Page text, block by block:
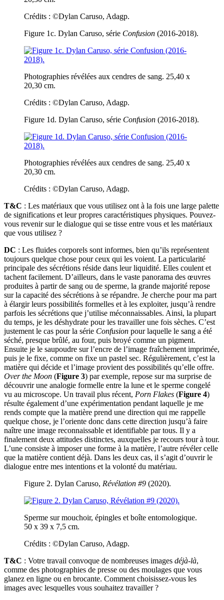
Crédits : ©Dylan Caruso, Adagp.
Figure 1c. Dylan Caruso, série Confusion (2016-2018).
Photographies révélées aux cendres de sang. 25,40 x
20,30 cm.
Crédits : ©Dylan Caruso, Adagp.
Figure 1d. Dylan Caruso, série Confusion (2016-2018).
Photographies révélées aux cendres de sang. 25,40 x
20,30 cm.
Crédits : ©Dylan Caruso, Adagp.
T&C : Les matériaux que vous utilisez ont à la fois une large palette
de significations et leur propres caractéristiques physiques. Pouvez-
vous revenir sur le dialogue qui se tisse entre vous et les matériaux
que vous utilisez ?
DC : Les fluides corporels sont informes, bien qu’ils représentent
toujours quelque chose pour ceux qui les voient. La particularité
principale des sécrétions réside dans leur liquidité. Elles coulent et
tachent facilement. D’ailleurs, dans le vaste panorama des œuvres
produites à partir de sang ou de sperme, la grande majorité repose
sur la capacité des sécrétions à se répandre. Je cherche pour ma part
à élargir leurs possibilités formelles et à les exploiter, jusqu’à rendre
parfois les sécrétions que j’utilise méconnaissables. Ainsi, la plupart
du temps, je les déshydrate pour les travailler une fois sèches. C’est
justement le cas pour la série Confusion pour laquelle le sang a été
séché, presque brûlé, au four, puis broyé comme un pigment.
Ensuite je le saupoudre sur l’encre de l’image fraîchement imprimée,
puis je le fixe, comme on fixe un pastel sec. Régulièrement, c’est la
matière qui décide et l’image provient des possibilités qu’elle offre.
Over the Moon (Figure 3) par exemple, repose sur ma surprise de
découvrir une analogie formelle entre la lune et le sperme congelé
vu au microscope. Un travail plus récent, Porn Flakes (Figure 4)
résulte également d’une expérimentation pendant laquelle je me
rends compte que la matière prend une direction qui me rappelle
quelque chose, je l’oriente donc dans cette direction jusqu’à faire
naître une image reconnaissable et identifiable par tous. Il y a
finalement deux attitudes distinctes, auxquelles je recours tour à tour.
L’une consiste à imposer une forme à la matière, l’autre révéler celle
que la matière contient déjà. Dans les deux cas, il s’agit d’ouvrir le
dialogue entre mes intentions et la volonté du matériau.
Figure 2. Dylan Caruso, Révélation #9 (2020).
Sperme sur mouchoir, épingles et boîte entomologique.
50 x 39 x 7,5 cm.
Crédits : ©Dylan Caruso, Adagp.
T&C : Votre travail convoque de nombreuses images déjà-là,
comme des photographies de presse ou des moulages que vous
glanez en ligne ou en brocante. Comment choisissez-vous les
images avec lesquelles vous souhaitez travailler ?